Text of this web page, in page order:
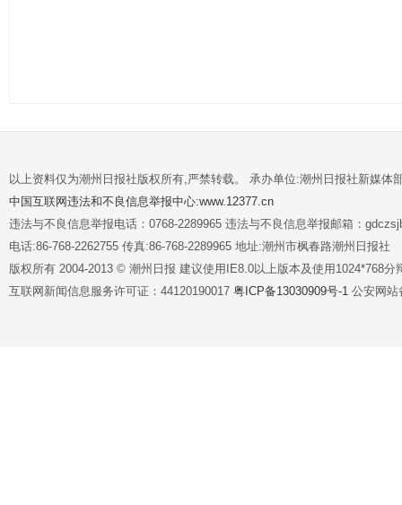
以上资料仅为潮州日报社版权所有,严禁转载。 承办单位:潮州日报社新媒体
中国互联网违法和不良信息举报中心:www.12377.cn
违法与不良信息举报电话：0768-2289965 违法与不良信息举报邮箱：
电话:86-768-2262755 传真:86-768-2289965 地址:潮州市枫春路潮州日报社
版权所有 2004-2013 © 潮州日报 建议使用IE8.0以上版本及使用1024*768分
互联网新闻信息服务许可证：44120190017 粤ICP备13030909号-1 公安网站